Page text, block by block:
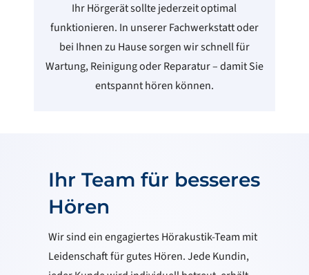
Ihr Hörgerät sollte jederzeit optimal
funktionieren. In unserer Fachwerkstatt oder
bei Ihnen zu Hause sorgen wir schnell für
Wartung, Reinigung oder Reparatur – damit Sie
entspannt hören können.
Ihr Team für besseres
Hören
Wir sind ein engagiertes Hörakustik-Team mit
Leidenschaft für gutes Hören. Jede Kundin,